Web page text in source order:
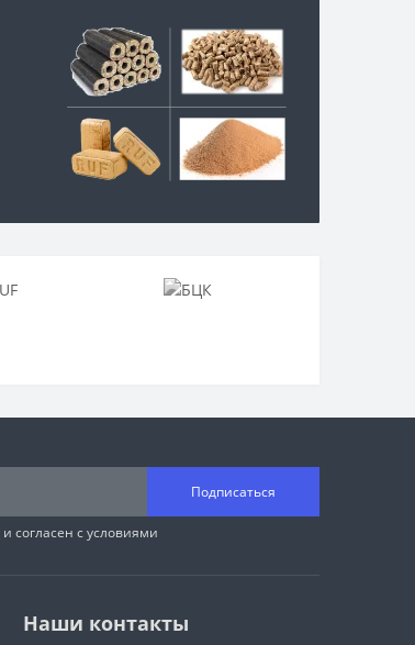
Подписаться
и согласен с условиями
Наши контакты